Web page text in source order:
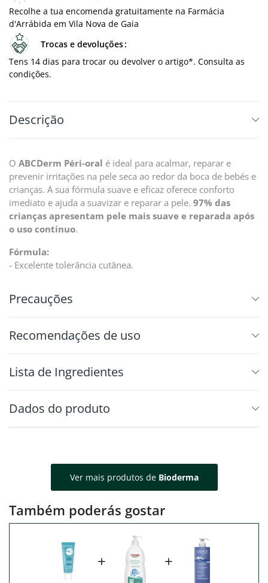
Recolhe a tua encomenda gratuitamente na Farmácia
d'Arrábida em Vila Nova de Gaia
Trocas e devoluções
Tens 14 dias para trocar ou devolver o artigo*. Consulta as
condições.
Descrição
O ABCDerm Péri-oral é ideal para acalmar, reparar e
prevenir irritações na pele seca ao redor da boca de bebés e
crianças. A sua fórmula suave e eficaz oferece conforto
imediato e ajuda a suavizar e reparar a pele. 97% das
crianças apresentam pele mais suave e reparada após
o uso contínuo.
Fórmula:
- Excelente tolerância cutânea.
Precauções
Recomendações de uso
⁠Lista de Ingredientes
Dados do produto
Ver mais produtos de Bioderma
Também poderás gostar
+ +